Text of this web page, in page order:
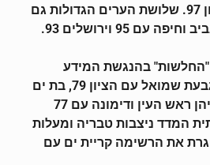
שבע וקריית אונו בציון 97. שלושת הערים הגדולות גם
עם 95 וירושלים 93.
"החלשות" בהנגשת המידע
לציבור באתרים הן: גבעת שמואל עם הציון 79, בת ים
שזוכה לציון 78 ואחריהן ראש העין ודימונה עם 77
המדד ניצבות טבריה ומעלות
בציון 68 וסוגרת את הרשימה קריית ים עם